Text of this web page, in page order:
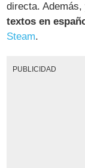
directa.
textos en
Steam.
PUBLICIDAD